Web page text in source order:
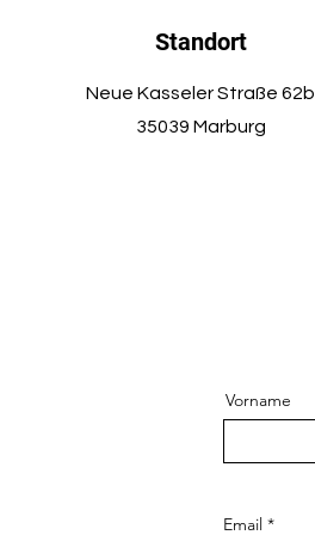
Standort
Neue Kasseler Straße 62b
35039 Marburg
Vorname
Email